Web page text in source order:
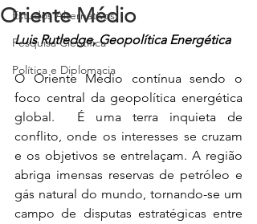
Estudos Alternativos
Pesquisa Científica
Política e Diplomacia
Oriente Médio
Luis Rutledge, Geopolítica Energética
O Oriente Médio contínua sendo o
foco central da geopolítica energética
global.  É uma terra inquieta de
conflito, onde os interesses se cruzam
e os objetivos se entrelaçam. A região
abriga imensas reservas de petróleo e
gás natural do mundo, tornando-se um
campo de disputas estratégicas entre